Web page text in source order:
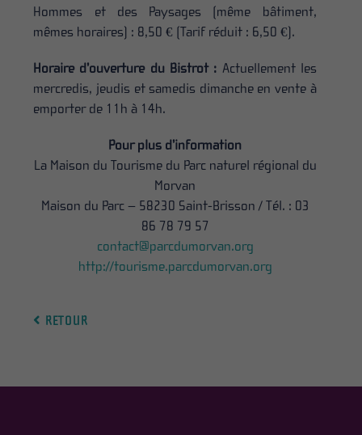
Hommes et des Paysages (même bâtiment,
mêmes horaires) : 8,50 € (Tarif réduit : 6,50 €).
Horaire d’ouverture du Bistrot : Actuellement les
mercredis, jeudis et samedis dimanche en vente à
emporter de 11h à 14h.
Pour plus d’information
La Maison du Tourisme du Parc naturel régional du
Morvan
Maison du Parc – 58230 Saint-Brisson / Tél. : 03
86 78 79 57
contact@parcdumorvan.org
http://tourisme.parcdumorvan.org
RETOUR